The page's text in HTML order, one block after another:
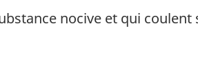
nocive et qui coulent